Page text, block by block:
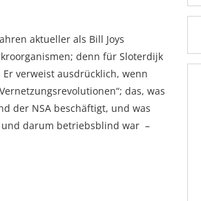
aktueller als Bill Joys
denn für Sloterdijk
verweist ausdrücklich, wenn
das, was
der NSA beschäftigt, und was
und darum betriebsblind war –